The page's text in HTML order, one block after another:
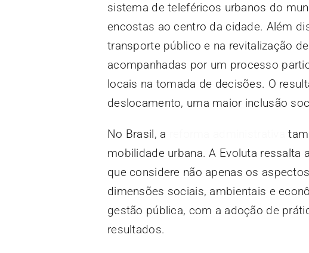
sistema de teleféricos urbanos do
encostas ao centro da cidade. Além
transporte público e na revitalização
acompanhadas por um processo
locais na tomada de decisões. O
deslocamento, uma maior inclusão
No Brasil, a
mobilidade urbana. A Evoluta ressalta
que considere não apenas os
dimensões sociais, ambientais e
gestão pública, com a adoção de
resultados.